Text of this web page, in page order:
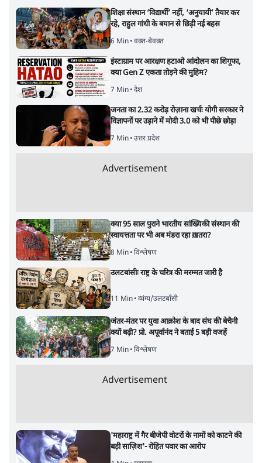
शिक्षा संस्थान ‘विद्यार्थी’ नहीं, ‘अनुयायी’ तैयार कर
रहे, राहुल गांधी के बयान से छिड़ी नई बहस
6 Min• वक़्त-बेवक़्त
इंस्टाग्राम पर आरक्षण हटाओ आंदोलन का शिगूफा,
क्या Gen Z एकता तोड़ने की मुहिम?
7 Min• देश
जनता का 2.32 करोड़ रोज़ाना खर्चः योगी सरकार ने
विज्ञापनों पर उड़ाने में मोदी 3.0 को भी पीछे छोड़ा
7 Min• उत्तर प्रदेश
Advertisement
क्या 95 साल पुराने भारतीय सांख्यिकी संस्थान की
स्वायत्तता पर भी अब मंडरा रहा ख़तरा?
8 Min• विश्लेषण
उलटबांसीः राष्ट्र के चरित्र की मरम्मत जारी है
11 Min• व्यंग्य/उलटबाँसी
जंतर-मंतर पर युवा आक्रोश के बाद संघ की बेचैनी
क्यों बढ़ी? प्रो. अपूर्वानंद ने बताईं 5 बड़ी वजहें
7 Min• विश्लेषण
Advertisement
'महाराष्ट्र में गैर बीजेपी वोटरों के नामों को काटने की
बड़ी साज़िश'- रोहित पवार का आरोप